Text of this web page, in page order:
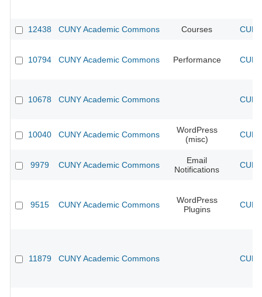
12438 CUNY Academic Commons Courses
10794 CUNY Academic Commons Performance
10678 CUNY Academic Commons
10040 CUNY Academic Commons
WordPress
(misc)
9979 CUNY Academic Commons
Email
Notifications
9515 CUNY Academic Commons
WordPress
Plugins
11879 CUNY Academic Commons